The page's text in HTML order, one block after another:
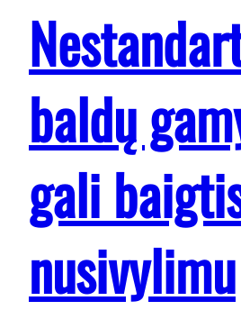
baldų
gali
nusivylimu